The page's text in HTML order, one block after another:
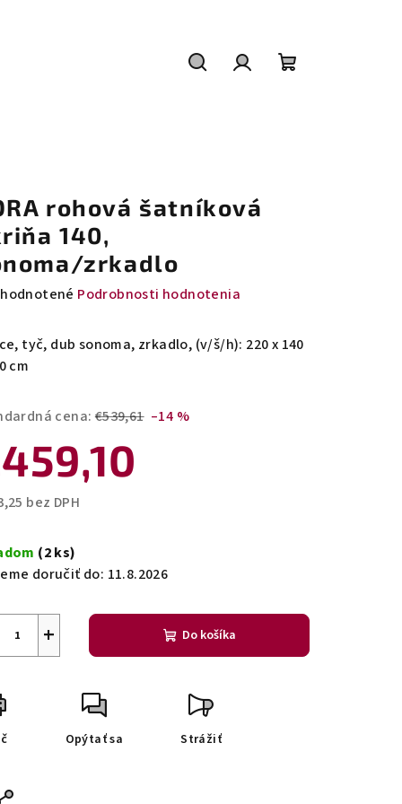
rohová šatníková
140,
zrkadlo
Podrobnosti hodnotenia
tyč, dub sonoma, zrkadlo, (v/š/h): 220 x 140
cm
cena: €539,61 –14 %
bez DPH
(2 ks)
doručiť do: 11.8.2026
+ Do košíka
Opýtať sa Strážiť